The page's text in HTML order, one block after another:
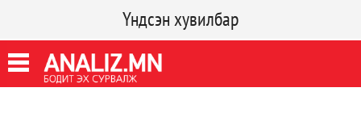
Үндсэн хувилбар